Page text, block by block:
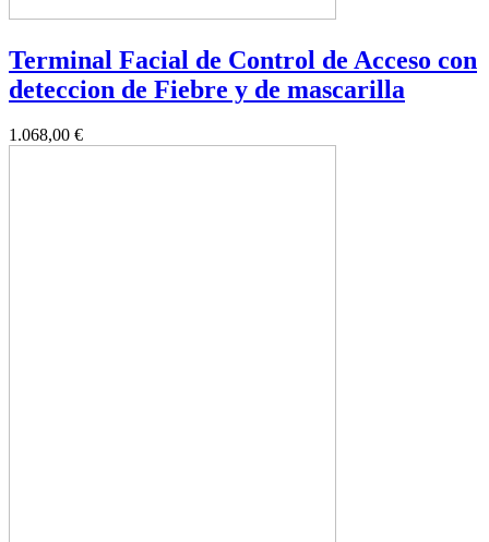
Terminal Facial de Control de Acceso con
deteccion de Fiebre y de mascarilla
1.068,00 €